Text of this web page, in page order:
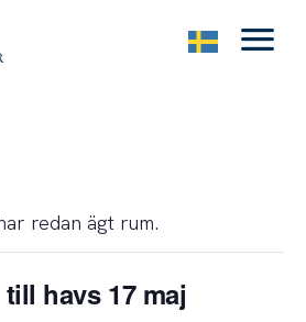
menu
redan ägt rum.
havs 17 maj